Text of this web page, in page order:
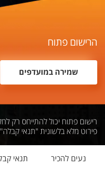
הרישום פתוח
שמירה במועדפים
רישום פתוח יכול להתייחס רק
פירוט מלא בלשונית "תנאי
נעים להכיר תנאי